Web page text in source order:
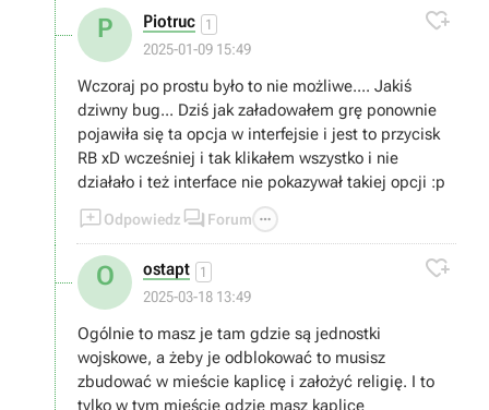
P Piotruc 1
2025-01-09 15:49

Wczoraj po prostu było to nie możliwe.... Jakiś
dziwny bug... Dziś jak załadowałem grę ponownie
pojawiła się ta opcja w interfejsie i jest to przycisk
RB xD wcześniej i tak klikałem wszystko i nie
działało i też interface nie pokazywał takiej opcji :p
Odpowiedz  Forum 
O ostapt 1
2025-03-18 13:49

Ogólnie to masz je tam gdzie są jednostki
wojskowe, a żeby je odblokować to musisz
zbudować w mieście kaplicę i założyć religię. I to
tylko w tym mieście gdzie masz kaplice